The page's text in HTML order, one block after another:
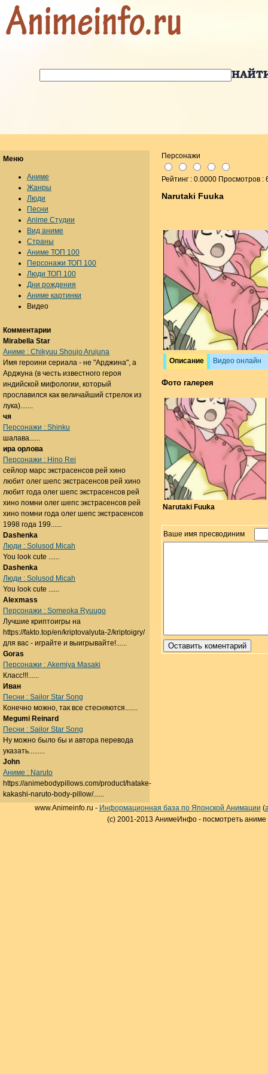
Персонажи
Рейтинг : 0.0000 Просмотров :
Narutaki Fuuka
Описание Видео онлайн
Фото галерея
Narutaki Fuuka
Ваше имя пресводиним
Меню
Аниме
Жанры
Люди
Песни
Anime Студии
Вид аниме
Страны
Аниме ТОП 100
Персонажи ТОП 100
Люди ТОП 100
Дни рождения
Аниме картинки
Видео
Комментарии
Mirabella Star
Аниме : Chikyuu Shoujo Arujuna
Имя героини сериала - не "Арджина", а
Арджуна (в честь известного героя
индийской мифологии, который
прославился как величайший стрелок из
лука).......
чя
Персонажи : Shinku
шалава......
ира орлова
Персонажи : Hino Rei
сейлор марс экстрасенсов рей хино
любит олег шепс экстрасенсов рей хино
любит года олег шепс экстрасенсов рей
хино помни олег шепс экстрасенсов рей
хино помни года олег шепс экстрасенсов
1998 года 199......
Dashenka
Люди : Solusod Micah
You look cute ......
Dashenka
Люди : Solusod Micah
You look cute ......
Alexmass
Персонажи : Someoka Ryuugo
Лучшие криптоигры на
https://fakto.top/en/kriptovalyuta-2/kriptoigry/
для вас - играйте и выигрывайте!......
Goras
Персонажи : Akemiya Masaki
Класс!!!......
Иван
Песни : Sailor Star Song
Конечно можно, так все стесняются.......
Megumi Reinard
Песни : Sailor Star Song
Ну можно было бы и автора перевода
указать.........
John
Аниме : Naruto
https://animebodypillows.com/product/hatake-
kakashi-naruto-body-pillow/......
www.Animeinfo.ru - Информационная база по Японской Анимации (
(c) 2001-2013 АнимеИнфо - посмотреть аниме